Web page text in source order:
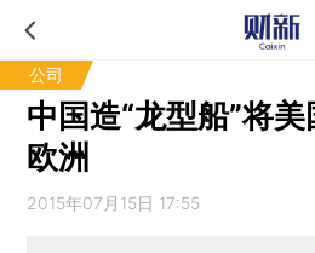
公司
中国造“龙型船”将
欧洲
2015年07月15日 17:55